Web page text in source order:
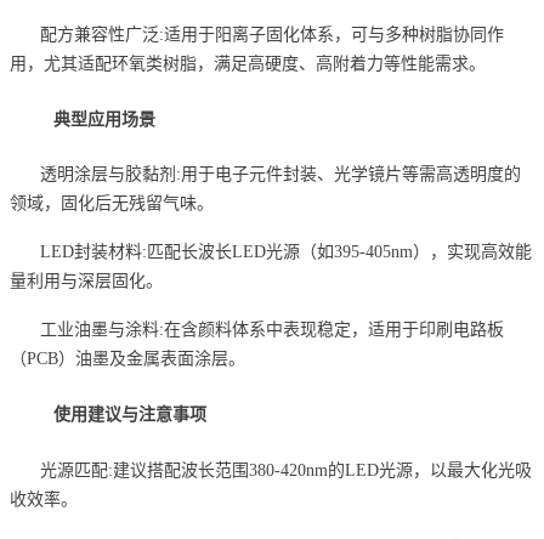
配方兼容性广泛:适用于阳离子固化体系，可与多种树脂协同作
用，尤其适配环氧类树脂，满足高硬度、高附着力等性能需求。
典型应用场景
透明涂层与胶黏剂:用于电子元件封装、光学镜片等需高透明度的
领域，固化后无残留气味。
LED封装材料:匹配长波长LED光源（如395-405nm），实现高效能
量利用与深层固化。
工业油墨与涂料:在含颜料体系中表现稳定，适用于印刷电路板
（PCB）油墨及金属表面涂层。
使用建议与注意事项
光源匹配:建议搭配波长范围380-420nm的LED光源，以最大化光吸
收效率。